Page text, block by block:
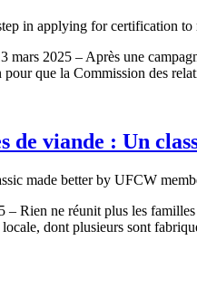
2025 – Après une
pour que la Commission des
de viande : Un
Rien ne réunit plus les
dont plusieurs sont